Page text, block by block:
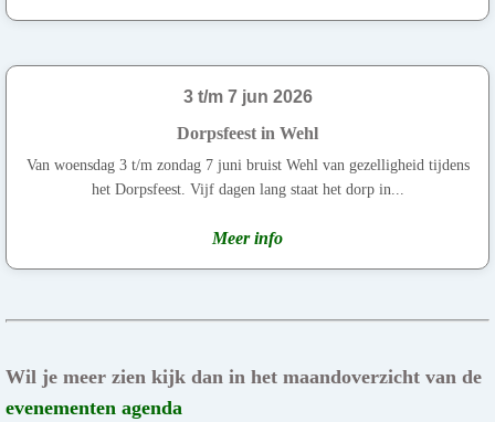
3 t/m 7 jun 2026
Dorpsfeest in Wehl
Van woensdag 3 t/m zondag 7 juni bruist Wehl van gezelligheid tijdens
het Dorpsfeest. Vijf dagen lang staat het dorp in...
Meer info
Wil je meer zien kijk dan in het maandoverzicht van de
evenementen agenda